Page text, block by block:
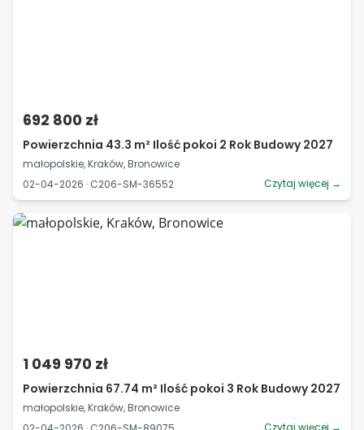
692 800 zł
Powierzchnia 43.3 m² Ilość pokoi 2 Rok Budowy 2027
małopolskie, Kraków, Bronowice
02-04-2026 · C206-SM-36552
Czytaj więcej →
1 049 970 zł
Powierzchnia 67.74 m² Ilość pokoi 3 Rok Budowy 2027
małopolskie, Kraków, Bronowice
Czytaj więcej →